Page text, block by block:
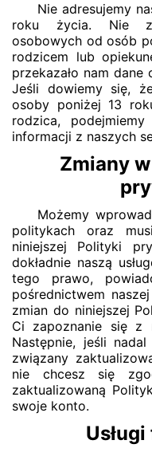
Nie adresujemy
roku życia. Nie
osobowych od osób
rodzicem lub
przekazało nam
Jeśli dowiemy się,
osoby poniżej 13
rodzica,
informacji z naszych
Zmiany
Możemy
politykach oraz
niniejszej Polityki
dokładnie naszą
tego prawo,
pośrednictwem
zmian do niniejszej
Ci zapoznanie się z
Następnie, jeśli
związany
nie chcesz się
zaktualizowaną
swoje konto.